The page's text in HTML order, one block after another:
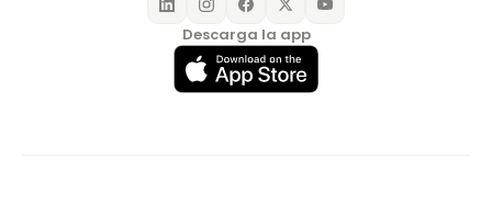
Descarga la app